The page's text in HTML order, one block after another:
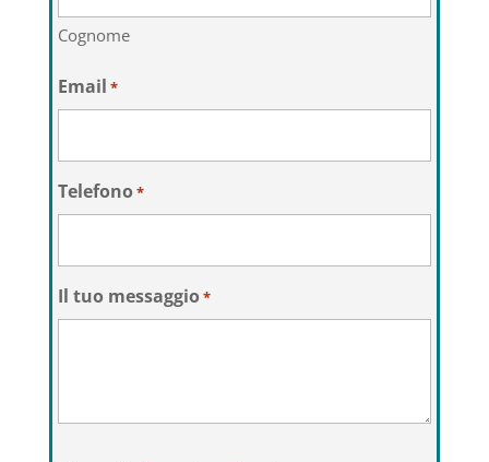
Cognome
Email *
Telefono*
Il tuo messaggio*